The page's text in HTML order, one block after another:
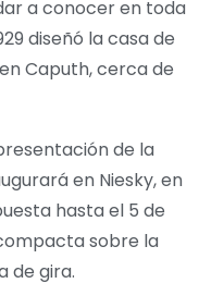
a conocer en toda
diseñó la casa de
Caputh, cerca de
de la
en Niesky, en
hasta el 5 de
sobre la
de gira.